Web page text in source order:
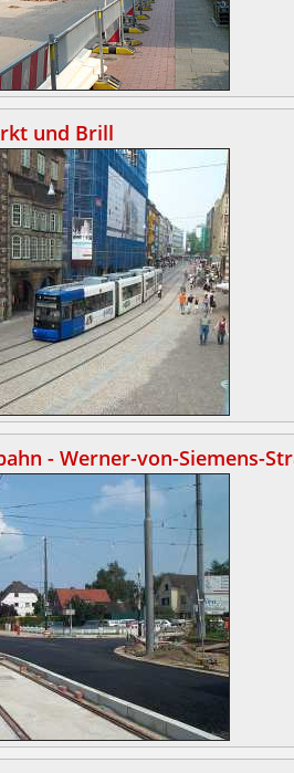
und Brill
- Werner-von-Siemens-